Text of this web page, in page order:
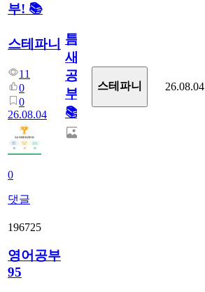
부! 📚
스테파니
11
0
0
26.08.04
0
댓글
틈
새
공
부!
📚
스테파니 26.08.04
196725
영어공부
95